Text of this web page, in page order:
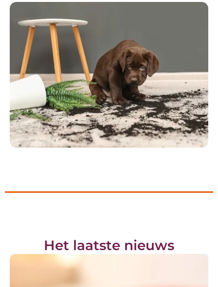
Het laatste nieuws